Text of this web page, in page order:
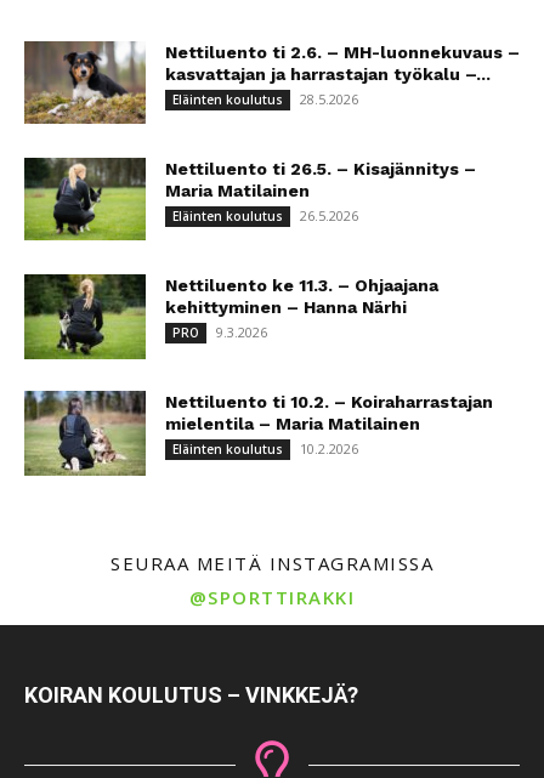
Nettiluento ti 2.6. – MH-luonnekuvaus –
kasvattajan ja harrastajan työkalu –...
Eläinten koulutus 28.5.2026
Nettiluento ti 26.5. – Kisajännitys –
Maria Matilainen
Eläinten koulutus 26.5.2026
Nettiluento ke 11.3. – Ohjaajana
kehittyminen – Hanna Närhi
PRO 9.3.2026
Nettiluento ti 10.2. – Koiraharrastajan
mielentila – Maria Matilainen
Eläinten koulutus 10.2.2026
SEURAA MEITÄ INSTAGRAMISSA
@SPORTTIRAKKI
KOIRAN KOULUTUS – VINKKEJÄ?